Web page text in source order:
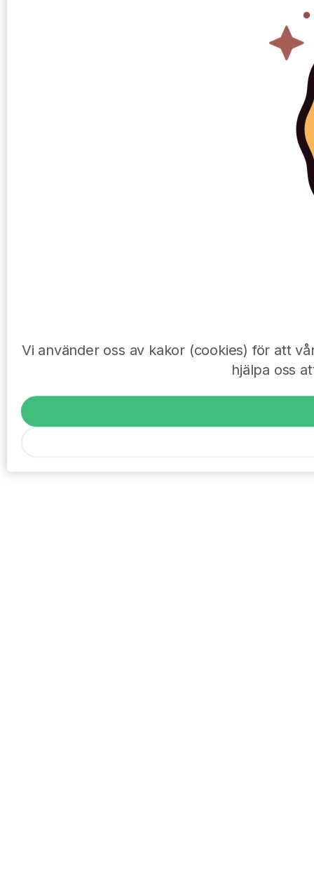
Vi använder oss av kakor (cookies) för att
hjälpa oss